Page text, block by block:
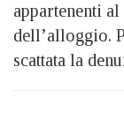
appartenenti
dell’alloggio.
scattata la